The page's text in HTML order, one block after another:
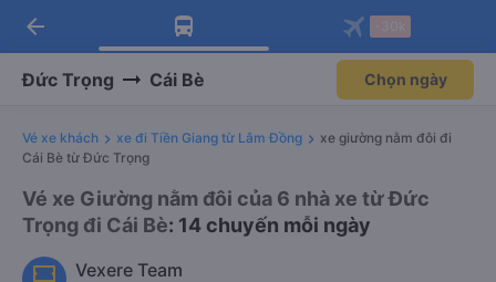
Tải app Vexere ngay!
Nhận ưu đãi thành viên độc
Mở app
Tải app Vexere
-30k/ghế khi đặt vé máy bay qua
Mở app
arrow_back
Đức Trọng Cái Bè Chọn ngày
Vé xe khách xe đi Tiền Giang từ Lâm Đồng
xe giường nằm đôi đi
Cái Bè từ Đức Trọng
Vé xe Giường nằm đôi của 6 nhà xe từ Đức
Trọng đi Cái Bè: 14 chuyến mỗi ngày
Vexere Team